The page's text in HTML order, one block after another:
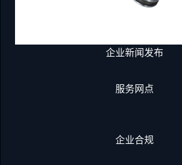
企业新闻发布
服务网点
企业合规